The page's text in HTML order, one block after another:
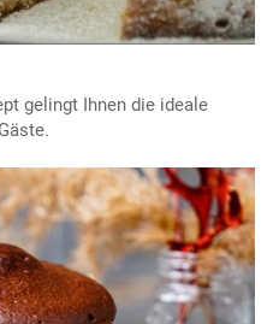
gelingt Ihnen die ideale